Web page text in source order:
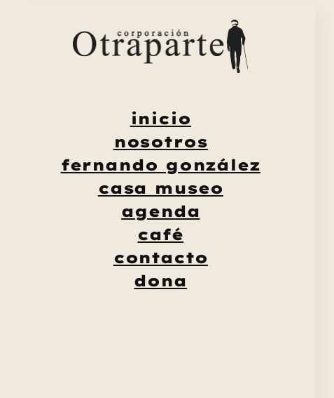
inicio
nosotros
fernando gonzález
casa museo
agenda
café
contacto
dona